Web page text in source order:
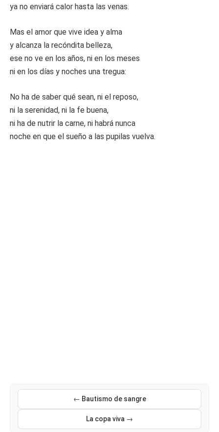
ya no enviará calor hasta las venas.
Mas el amor que vive idea y alma
y alcanza la recóndita belleza,
ese no ve en los años, ni en los meses
ni en los días y noches una tregua:
No ha de saber qué sean, ni el reposo,
ni la serenidad, ni la fe buena,
ni ha de nutrir la carne, ni habrá nunca
noche en que el sueño a las pupilas vuelva.
← Bautismo de sangre
La copa viva →